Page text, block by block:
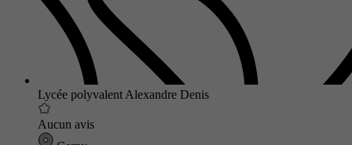
Lycée polyvalent Alexandre Denis
Aucun avis